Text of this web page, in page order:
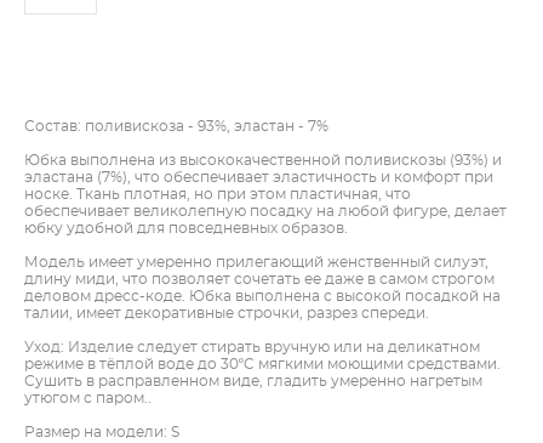
Состав: поливискоза - 93%, эластан - 7%
Юбка выполнена из высококачественной поливискозы (93%) и
эластана (7%), что обеспечивает эластичность и комфорт при
носке. Ткань плотная, но при этом пластичная, что
обеспечивает великолепную посадку на любой фигуре, делает
юбку удобной для повседневных образов.
Модель имеет умеренно прилегающий женственный силуэт,
длину миди, что позволяет сочетать ее даже в самом строгом
деловом дресс-коде. Юбка выполнена с высокой посадкой на
талии, имеет декоративные строчки, разрез спереди.
Уход: Изделие следует стирать вручную или на деликатном
режиме в тёплой воде до 30ºC мягкими моющими средствами.
Сушить в расправленном виде, гладить умеренно нагретым
утюгом с паром..
Размер на модели: S